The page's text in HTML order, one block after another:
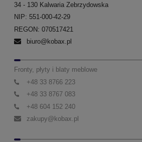
34 - 130 Kalwaria Zebrzydowska
NIP: 551-000-42-29
REGON: 070517421
biuro@kobax.pl
Fronty, płyty i blaty meblowe
+48 33 8766 223
+48 33 8767 083
+48 604 152 240
zakupy@kobax.pl